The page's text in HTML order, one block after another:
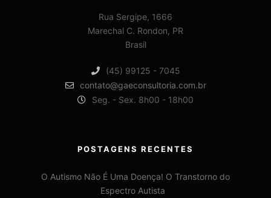
Rua Sergipe, 1666
Marechal C. Rondon, PR
Brasil
(45) 99125 - 7045
contato@gaeconsultoria.com.br
Seg. - Sex. 8h00 - 18h00
POSTAGENS RECENTES
O Autismo Não É Uma Doença! O Transtorno do
Espectro Autista